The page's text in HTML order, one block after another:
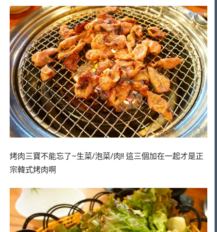
烤肉三寶不能忘了~生菜/泡菜/肉!! 這三個加在一起才是正
宗韓式烤肉啊